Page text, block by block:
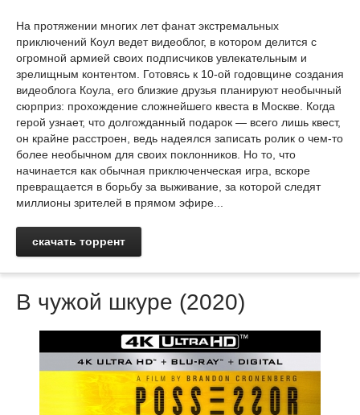
На протяжении многих лет фанат экстремальных
приключений Коул ведет видеоблог, в котором делится с
огромной армией своих подписчиков увлекательным и
зрелищным контентом. Готовясь к 10-ой годовщине создания
видеоблога Коула, его близкие друзья планируют необычный
сюрприз: прохождение сложнейшего квеста в Москве. Когда
герой узнает, что долгожданный подарок — всего лишь квест,
он крайне расстроен, ведь надеялся записать ролик о чем-то
более необычном для своих поклонников. Но то, что
начинается как обычная приключенческая игра, вскоре
превращается в борьбу за выживание, за которой следят
миллионы зрителей в прямом эфире...
скачать торрент
В чужой шкуре (2020)